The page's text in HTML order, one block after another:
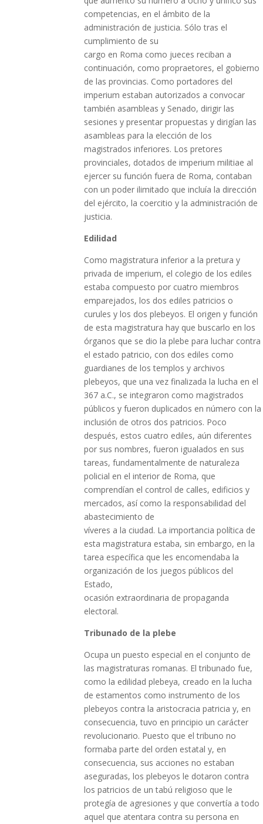
competencias, en el ámbito de la
administración de justicia. Sólo tras el
cumplimiento de su
cargo en Roma como jueces reciban a
continuación, como propraetores, el gobierno
de las provincias. Como portadores del
imperium estaban autorizados a convocar
también asambleas y Senado, dirigir las
sesiones y presentar propuestas y dirigían las
asambleas para la elección de los
magistrados inferiores. Los pretores
provinciales, dotados de imperium militiae al
ejercer su función fuera de Roma, contaban
con un poder ilimitado que incluía la dirección
del ejército, la coercitio y la administración de
justicia.
Edilidad
Como magistratura inferior a la pretura y
privada de imperium, el colegio de los ediles
estaba compuesto por cuatro miembros
emparejados, los dos ediles patricios o
curules y los dos plebeyos. El origen y función
de esta magistratura hay que buscarlo en los
órganos que se dio la plebe para luchar contra
el estado patricio, con dos ediles como
guardianes de los templos y archivos
plebeyos, que una vez finalizada la lucha en el
367 a.C., se integraron como magistrados
públicos y fueron duplicados en número con la
inclusión de otros dos patricios. Poco
después, estos cuatro ediles, aún diferentes
por sus nombres, fueron igualados en sus
tareas, fundamentalmente de naturaleza
policial en el interior de Roma, que
comprendían el control de calles, edificios y
mercados, así como la responsabilidad del
abastecimiento de
víveres a la ciudad. La importancia política de
esta magistratura estaba, sin embargo, en la
tarea específica que les encomendaba la
organización de los juegos públicos del
Estado,
ocasión extraordinaria de propaganda
electoral.
Tribunado de la plebe
Ocupa un puesto especial en el conjunto de
las magistraturas romanas. El tribunado fue,
como la edilidad plebeya, creado en la lucha
de estamentos como instrumento de los
plebeyos contra la aristocracia patricia y, en
consecuencia, tuvo en principio un carácter
revolucionario. Puesto que el tribuno no
formaba parte del orden estatal y, en
consecuencia, sus acciones no estaban
aseguradas, los plebeyos le dotaron contra
los patricios de un tabú religioso que le
protegía de agresiones y que convertía a todo
aquel que atentara contra su persona en